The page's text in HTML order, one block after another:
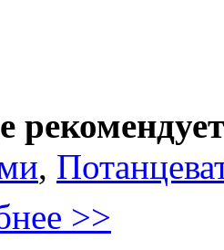
рекомендует
,
>>